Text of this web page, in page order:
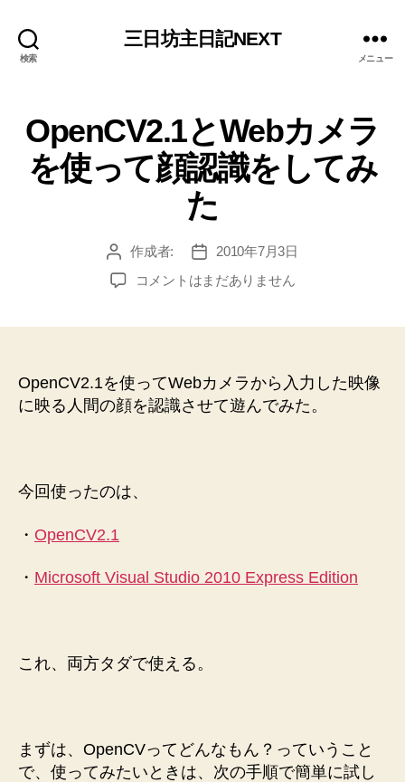
検索
三日坊主日記NEXT
メニュー
OpenCV2.1とWebカメラ
を使って顔認識をしてみ
た
投
稿
者
作成者:
投
稿
日
2010年7月3日
OpenCV2.1
ラ
を
使
認
て
の
コメントはまだありません
OpenCV2.1を使ってWebカメラから入力した映像
に映る人間の顔を認識させて遊んでみた。
今回使ったのは、
・ OpenCV2.1
・ Microsoft Visual Studio 2010 Express Edition
これ、両方タダで使える。
まずは、OpenCVってどんなもん？っていうこと
で、使ってみたいときは、次の手順で簡単に試し